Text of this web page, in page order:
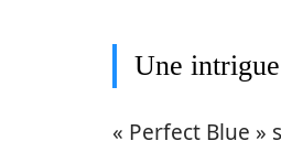
Une
« Perfect Blue »